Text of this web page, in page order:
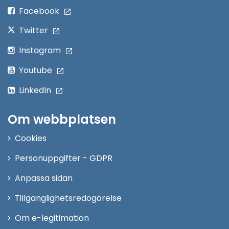
Facebook
Twitter
Instagram
Youtube
LinkedIn
Om webbplatsen
Cookies
Personuppgifter - GDPR
Anpassa sidan
Tillgänglighetsredogörelse
Om e-legitimation